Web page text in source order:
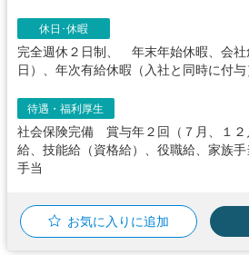
休日･休暇
完全週休２日制、 年末年始休暇、会社
日）、年次有給休暇（入社と同時に付与
待遇・福利厚生
社会保険完備 賞与年２回（７月、１２
給、技能給（資格給）、役職給、家族
手当
お気に入りに追加